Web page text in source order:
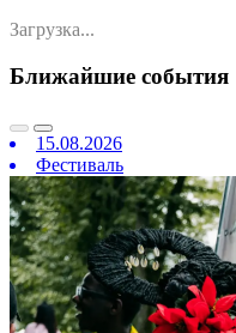
Загрузка...
Ближайшие события
15.08.2026
Фестиваль